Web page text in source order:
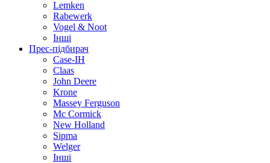
Lemken
Rabewerk
Vogel & Noot
Інші
Прес-підбирач
Case-IH
Claas
John Deere
Krone
Massey Ferguson
Mc Cormick
New Holland
Sipma
Welger
Інші